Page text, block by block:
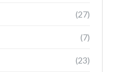
(27)
(7)
(23)